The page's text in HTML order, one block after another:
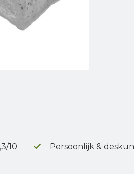
10 Persoonlijk &